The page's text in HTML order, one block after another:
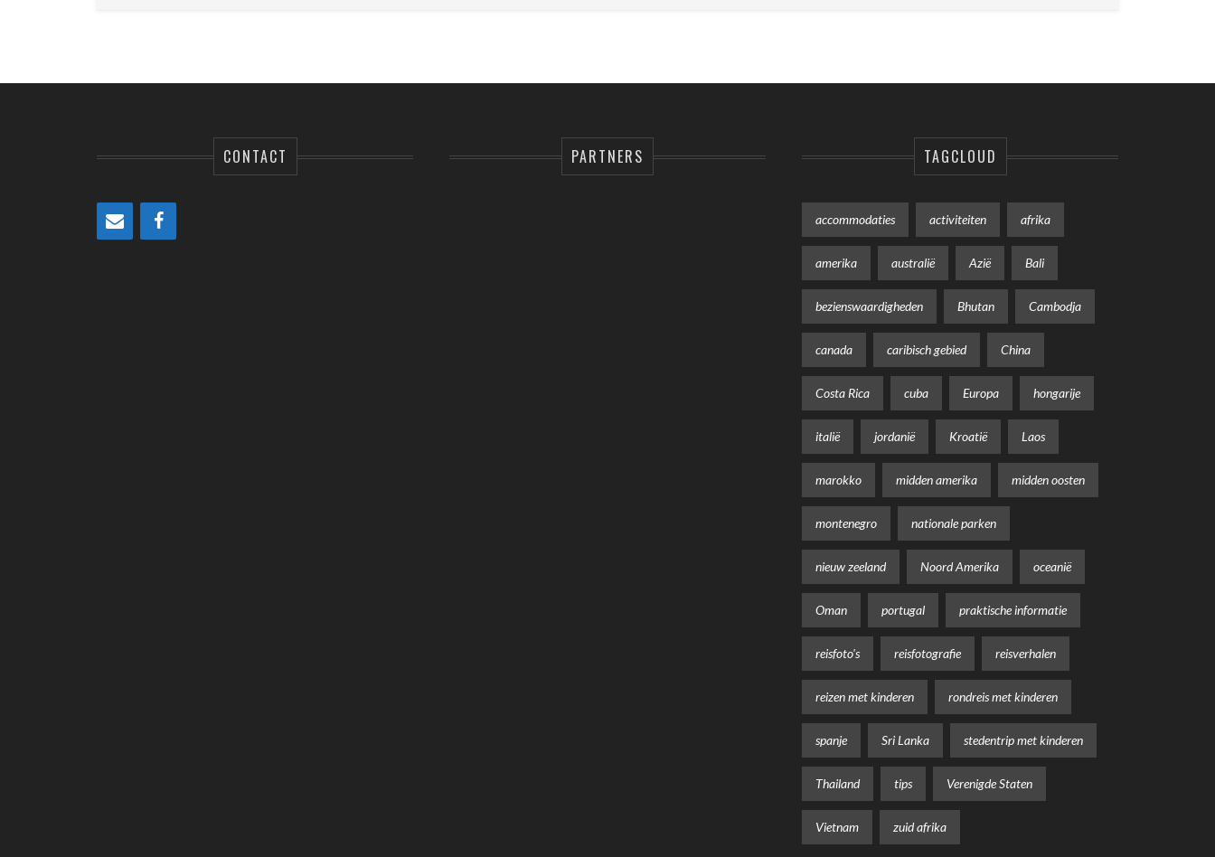
CONTACT PARTNERS TAGCLOUD
accommodaties activiteiten afrika
amerika australië Azië Bali
bezienswaardigheden Bhutan Cambodja
canada caribisch gebied China
Costa Rica cuba Europa hongarije
italië jordanië Kroatië Laos
marokko midden amerika midden oosten
montenegro nationale parken
nieuw zeeland Noord Amerika oceanië
Oman portugal praktische informatie
reisfoto's reisfotografie reisverhalen
reizen met kinderen rondreis met kinderen
spanje Sri Lanka stedentrip met kinderen
Thailand tips Verenigde Staten
Vietnam zuid afrika